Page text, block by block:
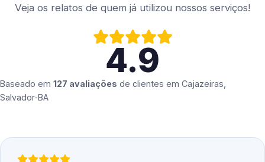
Veja os relatos de quem já utilizou nossos serviços!
4.9
Baseado em 127 avaliações de clientes em Cajazeiras,
Salvador‑BA